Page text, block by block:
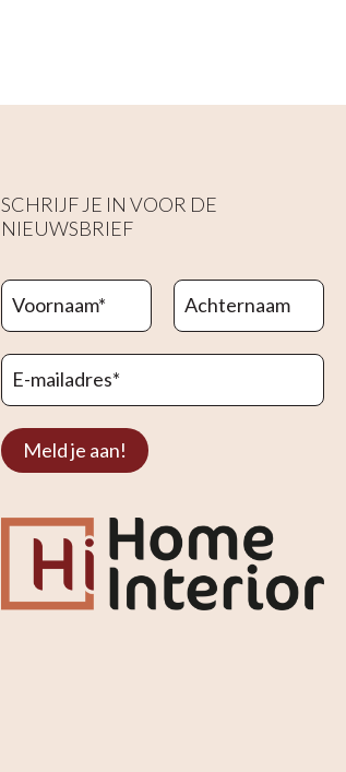
SCHRIJF JE IN VOOR DE
NIEUWSBRIEF
Voornaam* Achternaam
E-mailadres*
Meld je aan!